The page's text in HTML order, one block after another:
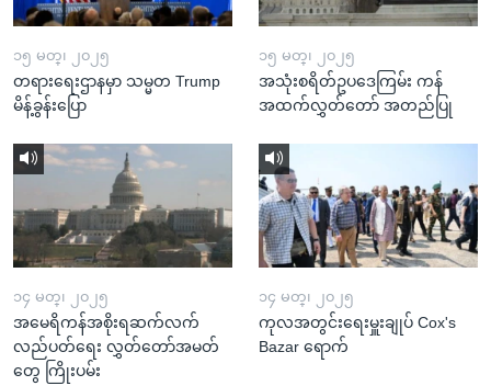
၁၅ မတ္၊ ၂၀၂၅
တရားရေးဌာနမှာ သမ္မတ Trump
မိန့်ခွန်းပြော
၁၅ မတ္၊ ၂၀၂၅
အသုံးစရိတ်ဥပဒေကြမ်း ကန်
အထက်လွှတ်တော် အတည်ပြု
၁၄ မတ္၊ ၂၀၂၅
အမေရိကန်အစိုးရဆက်လက်
လည်ပတ်ရေး လွှတ်တော်အမတ်
တွေ ကြိုးပမ်း
၁၄ မတ္၊ ၂၀၂၅
ကုလအတွင်းရေးမှူးချုပ် Cox's
Bazar ရောက်